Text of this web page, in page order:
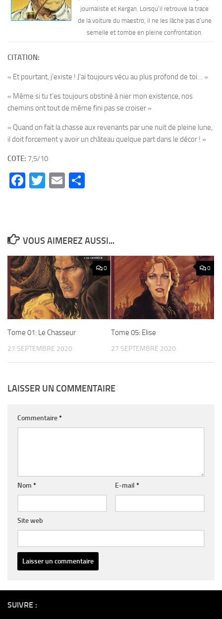
journaliste et Kergan. Lorsqu’il retrouve la trace
de la voiture du maestro, il ne les lâche pas d’une
semelle et tombe en pleine confrontation.
CITATION:
« Et pourtant, j’existe ! J’ai toujours vécu au plus profond de toi… »
« Même si tu t’es toujours obstiné à nier mon existence, nos
chemins ont tout de même fini pas se croiser »
« Quand on fait la chasse aux revenants par une nuit de pleine lune,
il doit forcement y avoir un château quelque part dans le décor ! »
COTE: 7,5/10
Facebook
Twitter
Email
VOUS AIMEREZ AUSSI...
0
Tome 01: Le Chasseur
27 SEPTEMBRE 2020
0
Tome 05: Elise
27 SEPTEMBRE 2020
LAISSER UN COMMENTAIRE
Commentaire*
Nom * E-mail *
Site web
SUIVRE :